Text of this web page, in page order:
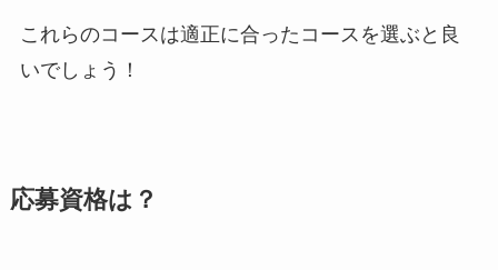
これらのコースは適正に合ったコースを選ぶと良
いでしょう！
応募資格は？